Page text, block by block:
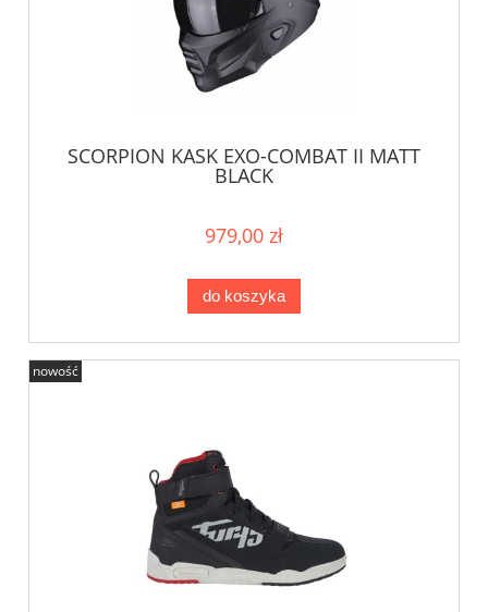
SCORPION KASK EXO-COMBAT II MATT
BLACK
979,00 zł
do koszyka
nowość